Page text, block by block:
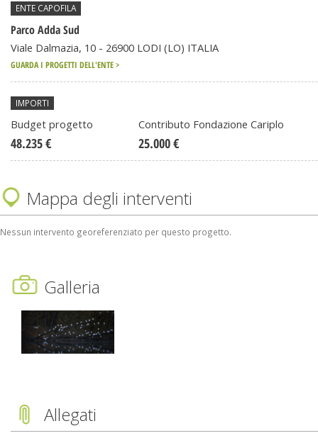
ENTE CAPOFILA
Parco Adda Sud
Viale Dalmazia, 10 - 26900 LODI (LO) ITALIA
GUARDA I PROGETTI DELL'ENTE >
IMPORTI
Budget progetto
48.235 €
Contributo Fondazione Cariplo
25.000 €
Mappa degli interventi
Nessun intervento georeferenziato per questo progetto.
Galleria
Allegati